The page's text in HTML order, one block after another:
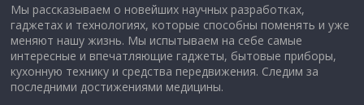
Мы рассказываем о новейших научных разработках,
гаджетах и технологиях, которые способны поменять и уже
меняют нашу жизнь. Мы испытываем на себе самые
интересные и впечатляющие гаджеты, бытовые приборы,
кухонную технику и средства передвижения. Следим за
последними достижениями медицины.